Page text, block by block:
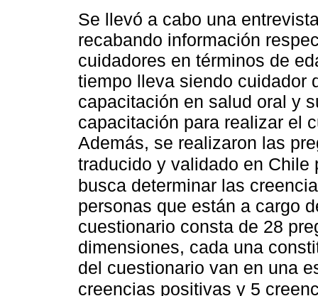
Se llevó a cabo una
recabando información
cuidadores en términos de
tiempo lleva siendo cuidador
capacitación en salud oral y
capacitación para realizar el
Además, se realizaron las
traducido y validado en
busca determinar las
personas que están a cargo
cuestionario consta de 28
dimensiones, cada una
del cuestionario van en una
creencias positivas y 5